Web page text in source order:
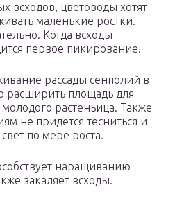
всходов, цветоводы хотят
маленькие ростки.
Когда всходы
первое пикирование.
рассады сенполий в
расширить площадь для
растеньица. Также
не придется тесниться и
по мере роста.
наращиванию
закаляет всходы.